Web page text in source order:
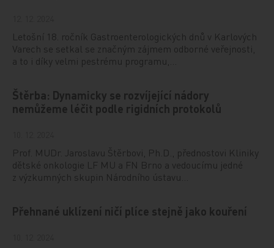
Letošní 18. ročník Gastroenterologických dnů v Karlových
Varech se setkal se značným zájmem odborné veřejnosti,
a to i díky velmi pestrému programu,…
Štěrba: Dynamicky se rozvíjející nádory
nemůžeme léčit podle rigidních protokolů
Prof. MUDr. Jaroslavu Štěrbovi, Ph.D., přednostovi Kliniky
dětské onkologie LF MU a FN Brno a vedoucímu jedné
z výzkumných skupin Národního ústavu…
Přehnané uklízení ničí plíce stejně jako kouření